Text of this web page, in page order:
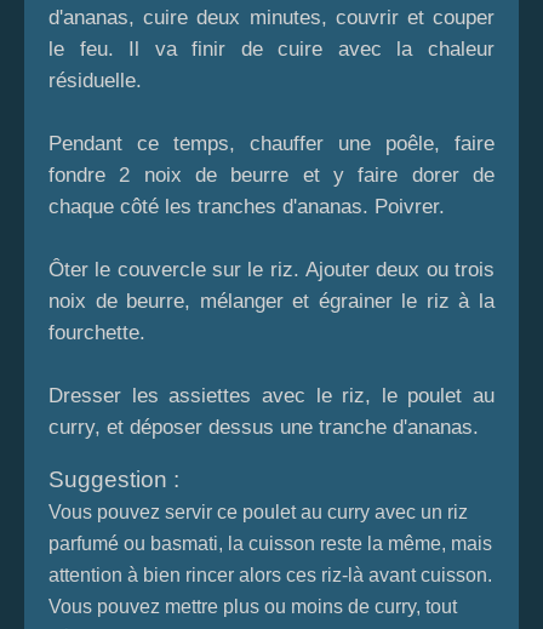
d'ananas, cuire deux minutes, couvrir et couper
le feu. Il va finir de cuire avec la chaleur
résiduelle.
Pendant ce temps, chauffer une poêle, faire
fondre 2 noix de beurre et y faire dorer de
chaque côté les tranches d'ananas. Poivrer.
Ôter le couvercle sur le riz. Ajouter deux ou trois
noix de beurre, mélanger et égrainer le riz à la
fourchette.
Dresser les assiettes avec le riz, le poulet au
curry, et déposer dessus une tranche d'ananas.
Suggestion :
Vous pouvez servir ce poulet au curry avec un riz
parfumé ou basmati, la cuisson reste la même, mais
attention à bien rincer alors ces riz-là avant cuisson.
Vous pouvez mettre plus ou moins de curry, tout